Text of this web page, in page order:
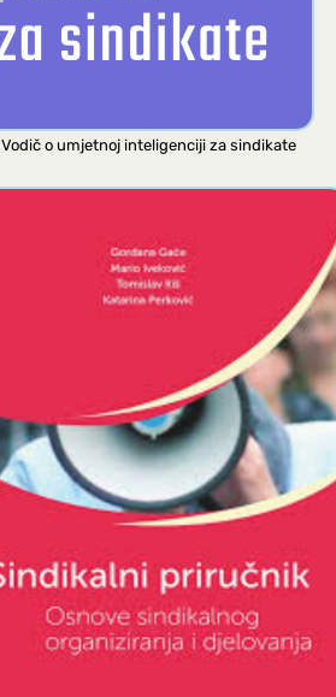
Vodič o umjetnoj inteligenciji za sindikate